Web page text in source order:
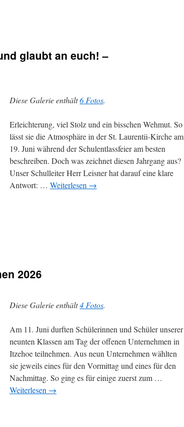
glaubt an euch! –
Diese Galerie enthält6 Fotos.
Erleichterung, viel Stolz und ein bisschen Wehmut. So
lässt sie die Atmosphäre in der St. Laurentii-Kirche am
19. Juni während der Schulentlassfeier am besten
beschreiben. Doch was zeichnet diesen Jahrgang aus?
Unser Schulleiter Herr Leisner hat darauf eine klare
Antwort: … Weiterlesen →
2026
Diese Galerie enthält4 Fotos.
Am 11. Juni durften Schülerinnen und Schüler unserer
neunten Klassen am Tag der offenen Unternehmen in
Itzehoe teilnehmen. Aus neun Unternehmen wählten
sie jeweils eines für den Vormittag und eines für den
Nachmittag. So ging es für einige zuerst zum …
Weiterlesen →